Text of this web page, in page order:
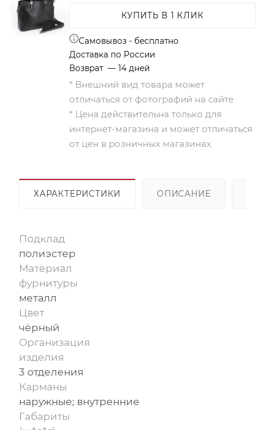
КУПИТЬ В 1 КЛИК
Самовывоз - бесплатно
Доставка по России
Возврат — 14 дней
* Внешний вид товара может
отличаться от фотографий на сайте
* Цена действительна только для
интернет-магазина и может отличаться
от цен в розничных магазинах
ХАРАКТЕРИСТИКИ ОПИСАНИЕ
Подклад
полиэстер
Материал
фурнитуры
металл
Цвет
чёрный
Организация
изделия
3 отделения
Карманы
наружные; внутренние
Габариты